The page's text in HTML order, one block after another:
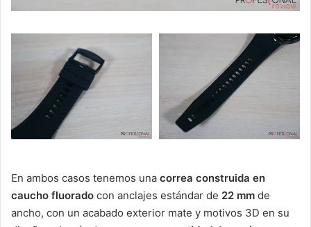
En ambos casos tenemos una correa construida en
caucho fluorado con anclajes estándar de 22 mm de
ancho, con un acabado exterior mate y motivos 3D en su